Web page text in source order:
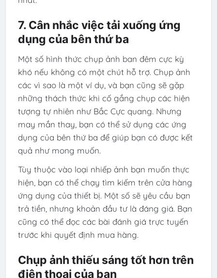
7. Cân nhắc việc tải xuống ứng
dụng của bên thứ ba
Một số hình thức chụp ảnh ban đêm cực kỳ
khó nếu không có một chút hỗ trợ. Chụp ảnh
các vì sao là một ví dụ, và bạn cũng sẽ gặp
những thách thức khi cố gắng chụp các hiện
tượng tự nhiên như Bắc Cực quang. Nhưng
may mắn thay, bạn có thể sử dụng các ứng
dụng của bên thứ ba để giúp bạn có được kết
quả như mong muốn.
Tùy thuộc vào loại nhiếp ảnh bạn muốn thực
hiện, bạn có thể chạy tìm kiếm trên cửa hàng
ứng dụng của thiết bị. Một số sẽ yêu cầu bạn
trả tiền, nhưng khoản đầu tư là đáng giá. Bạn
cũng có thể đọc các bài đánh giá trực tuyến
trước khi quyết định mua hàng.
Chụp ảnh thiếu sáng tốt hơn trên
điện thoại của bạn